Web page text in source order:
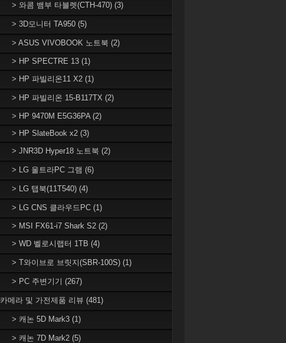
> 와콤 뱀부 타블렛(CTH-470) (3)
> 3D모니터 TA950 (5)
> ASUS VIVOBOOK 노트북 (2)
> HP SPECTRE 13 (1)
> HP 파빌리온11 X2 (1)
> HP 파빌리온 15-B117TX (2)
> HP 9470M E5G36PA (2)
> HP SlateBook x2 (3)
> JNR3D Hyper18 노트북 (2)
> LG 울트라PC 그램 (6)
> LG 탭북(11T540) (4)
> LG CNS 클라우드PC (1)
> MSI FX61-i7 Shark S2 (2)
> WD 벨로시랩터 1TB (4)
> T와이브로 브릿지(SBR-100S) (1)
> PC 주변기기 (267)
카메라 및 가전제품 리뷰 (481)
> 캐논 5D Mark3 (1)
> 캐논 7D Mark2 (5)